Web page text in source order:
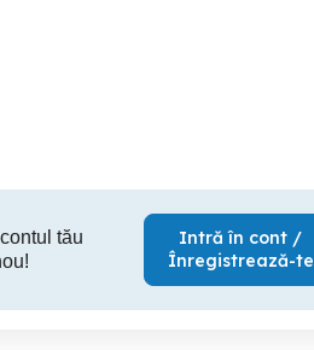
tău
Intră în cont /
Înregistrează-te